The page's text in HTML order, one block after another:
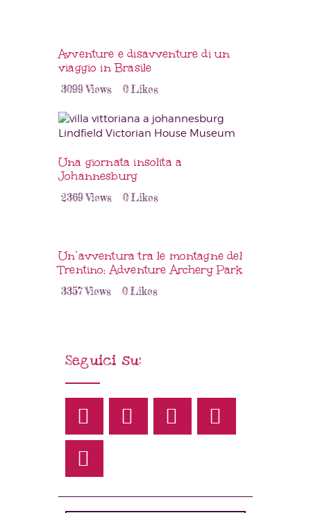
Avventure e disavventure di un
viaggio in Brasile
3099Views 0Likes
Una giornata insolita a
Johannesburg
2369Views 0Likes
Un’avventura tra le montagne del
Trentino: Adventure Archery Park
3357Views 0Likes
Seguici su: